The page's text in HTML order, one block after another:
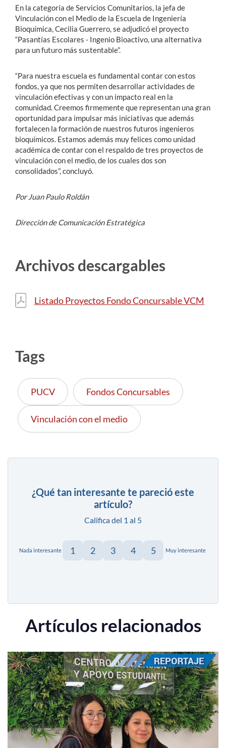
En la categoría de Servicios Comunitarios, la jefa de
Vinculación con el Medio de la Escuela de Ingeniería
Bioquímica, Cecilia Guerrero, se adjudicó el proyecto
“Pasantías Escolares - Ingenio Bioactivo, una alternativa
para un futuro más sustentable”.
“Para nuestra escuela es fundamental contar con estos
fondos, ya que nos permiten desarrollar actividades de
vinculación efectivas y con un impacto real en la
comunidad. Creemos firmemente que representan una gran
oportunidad para impulsar más iniciativas que además
fortalecen la formación de nuestros futuros ingenieros
bioquímicos. Estamos además muy felices como unidad
académica de contar con el respaldo de tres proyectos de
vinculación con el medio, de los cuales dos son
consolidados”, concluyó.
Por Juan Paulo Roldán
Dirección de Comunicación Estratégica
Archivos descargables
Listado Proyectos Fondo Concursable VCM
Tags
PUCV Fondos Concursables
Vinculación con el medio
¿Qué tan interesante te pareció este
artículo?
Califica del 1 al 5
Nada interesante 1 2 3 4 5 Muy interesante
Artículos relacionados